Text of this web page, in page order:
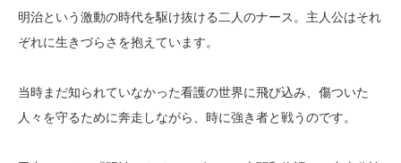
明治という激動の時代を駆け抜ける二人のナース。主人公はそれ
ぞれに生きづらさを抱えています。
当時まだ知られていなかった看護の世界に飛び込み、傷ついた
人々を守るために奔走しながら、時に強き者と戦うのです。